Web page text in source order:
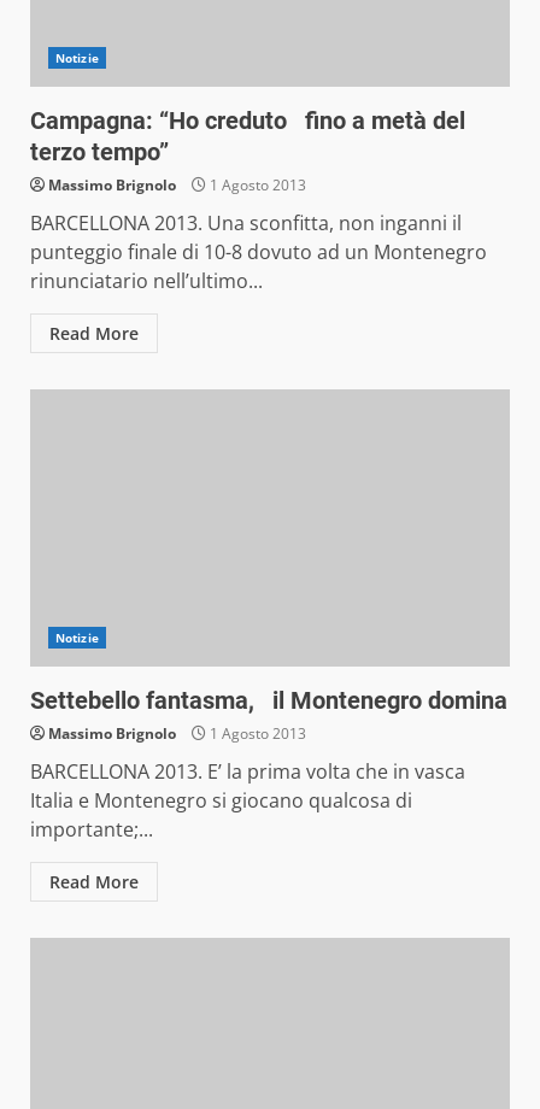
Notizie
Campagna: “Ho creduto fino a metà del
terzo tempo”
Massimo Brignolo 1 Agosto 2013
BARCELLONA 2013. Una sconfitta, non inganni il
punteggio finale di 10-8 dovuto ad un Montenegro
rinunciatario nell’ultimo...
Read More
Notizie
Settebello fantasma, il Montenegro domina
Massimo Brignolo 1 Agosto 2013
BARCELLONA 2013. E’ la prima volta che in vasca
Italia e Montenegro si giocano qualcosa di
importante;...
Read More